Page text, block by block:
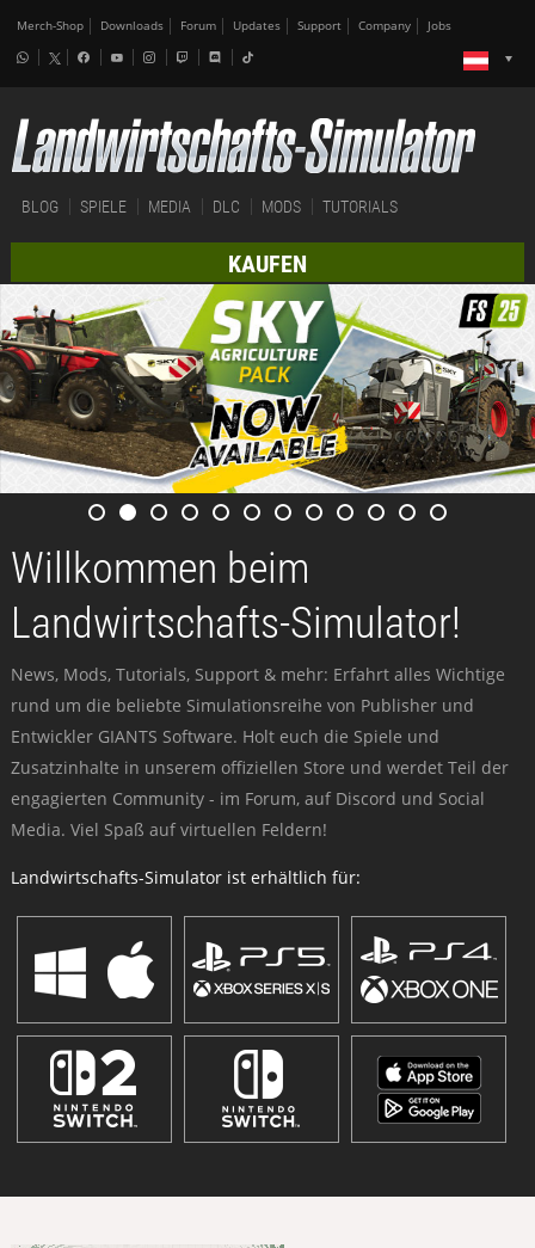
Merch-Shop Downloads Forum Updates Support Company Jobs
BLOG SPIELE MEDIA DLC MODS TUTORIALS
KAUFEN
Willkommen beim
Landwirtschafts-Simulator!
News, Mods, Tutorials, Support & mehr: Erfahrt alles Wichtige
rund um die beliebte Simulationsreihe von Publisher und
Entwickler GIANTS Software. Holt euch die Spiele und
Zusatzinhalte in unserem offiziellen Store und werdet Teil der
engagierten Community - im Forum, auf Discord und Social
Media. Viel Spaß auf virtuellen Feldern!
Landwirtschafts-Simulator ist erhältlich für: